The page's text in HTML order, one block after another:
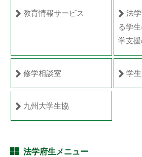
教育情報サービス
法
る学
学支
修学相談室 学
九州大学生協
法学府生メニュー